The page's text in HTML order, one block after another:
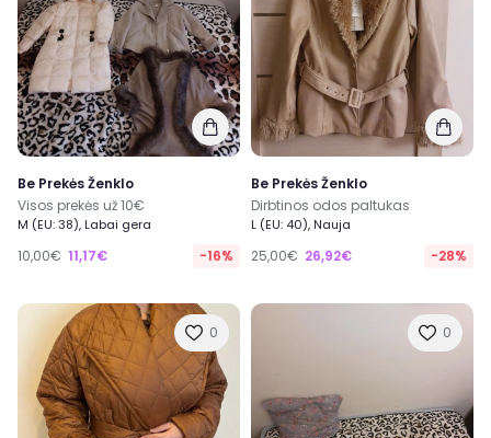
Be Prekės Ženklo
Visos prekės už 10€
M (EU: 38), Labai gera
10,00€ 11,17€ -16%
Be Prekės Ženklo
Dirbtinos odos paltukas
L (EU: 40), Nauja
25,00€ 26,92€ -28%
0 0